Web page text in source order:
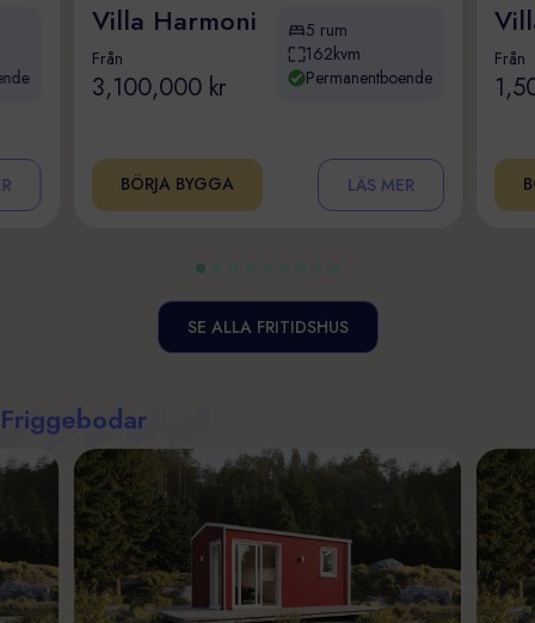
Villa Harmoni
Från
3,100,000 kr
5 rum
162kvm
Permanentboende
BÖRJA BYGGA LÄS MER
Från
SE ALLA FRITIDSHUS
Friggebodar